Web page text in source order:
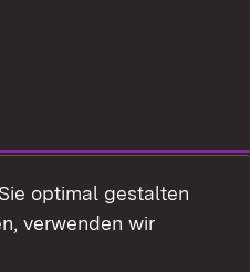
optimal gestalten
verwenden wir